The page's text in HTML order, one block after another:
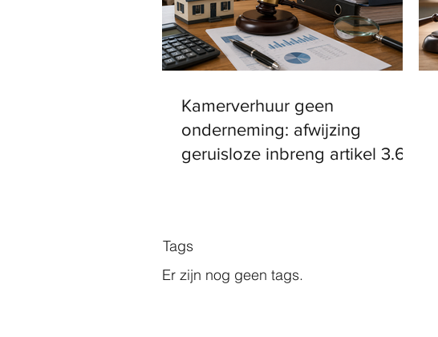
Kamerverhuur geen
onderneming: afwijzing
geruisloze inbreng artikel 3.65
Tags
Er zijn nog geen tags.